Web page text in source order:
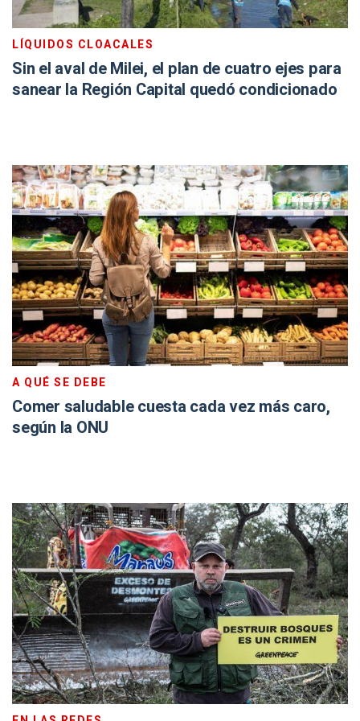
LÍQUIDOS CLOACALES
Sin el aval de Milei, el plan de cuatro ejes para
sanear la Región Capital quedó condicionado
A QUÉ SE DEBE
Comer saludable cuesta cada vez más caro,
según la ONU